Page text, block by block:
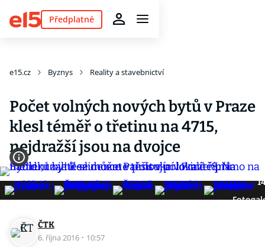
Předplatné
e15.cz Byznys Reality a stavebnictví
Počet volných nových bytů v Praze
klesl téměř o třetinu na 4715,
nejdražší jsou na dvojce
ČTK
6. října 2016 · 10:57